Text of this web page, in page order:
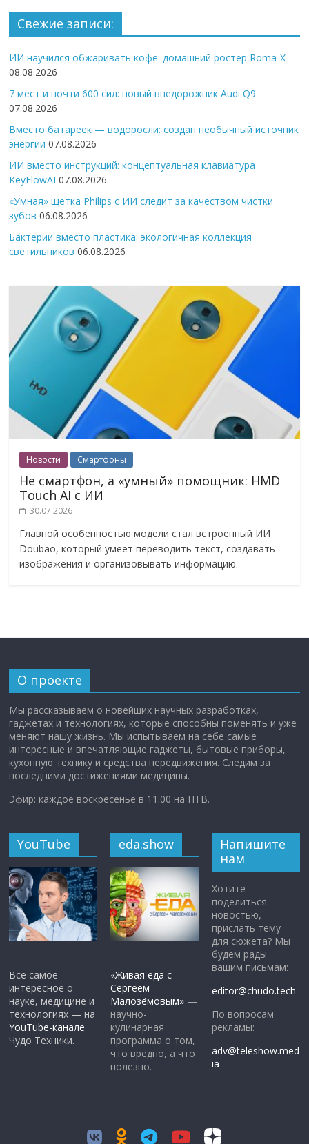
Свежие записи:
ИИ научился обжаривать кофе: домашний ростер Roma-X
08.08.2026
7 мест и почти 600 сил: новый внедорожник Audi Q9
07.08.2026
Вместо батареек — водоросли: создан необычный источник
энергии 07.08.2026
ИИ вместо инструкций: концептуальная клавиатура
KeyFlowAI 07.08.2026
«Умная» щётка Philips с ИИ следит за качеством чистки
зубов 06.08.2026
Бактерии вместо пластика: экологичная коллекция
светильников 06.08.2026
Новости Смартфоны
Не смартфон, а «умный» помощник: HMD
Touch AI с ИИ
30.07.2026
Главной особенностью модели стал встроенный ИИ
Doubao, который умеет переводить текст, создавать
изображения и организовывать информацию.
О проекте
Мы рассказываем о новейших научных разработках,
гаджетах и технологиях, которые способны поменять и уже
меняют нашу жизнь. Мы испытываем на себе самые
интересные и впечатляющие гаджеты, бытовые приборы,
кухонную технику и средства передвижения. Следим за
последними достижениями медицины.
Эфир: каждое воскресенье в 11:00 на НТВ.
YouTube
Всё самое
интересное о
науке, медицине и
технологиях — на
YouTube-канале
Чудо Техники.
eda.show
«Живая еда с
Сергеем
Малозёмовым» —
научно-
кулинарная
программа о том,
что вредно, а что
полезно.
Напишите
нам
Хотите
поделиться
новостью,
прислать тему
для сюжета? Мы
будем рады
вашим письмам:
editor@chudo.tech
По вопросам
рекламы:
adv@teleshow.med
ia